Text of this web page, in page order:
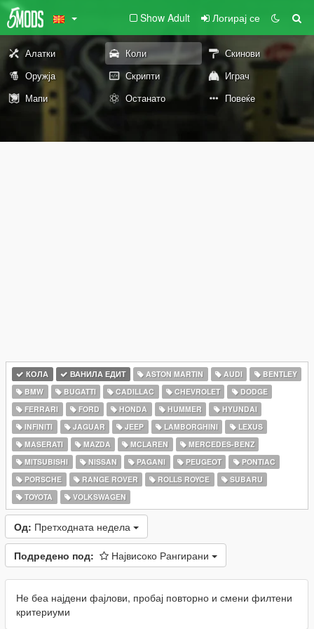
Show Adult Логирај се
Алатки Коли
Скинови
Оружја
Скрипти
Играч
Мапи
Останато Повеќе
КОЛА ВАНИЛА ЕДИТ ASTON MARTIN AUDI
BENTLEY
BMW
BUGATTI CADILLAC CHEVROLET
DODGE
FERRARI
FORD HONDA HUMMER
HYUNDAI
INFINITI
JAGUAR JEEP LAMBORGHINI
LEXUS
MASERATI
MAZDA MCLAREN
MERCEDES-BENZ
MITSUBISHI
NISSAN PAGANI PEUGEOT
PONTIAC
PORSCHE
RANGE ROVER ROLLS ROYCE
SUBARU
TOYOTA
VOLKSWAGEN
Од: Претходната недела
Подредено под: Највисоко Рангирани
Не беа најдени фајлови, пробај повторно и смени филтени
критериуми